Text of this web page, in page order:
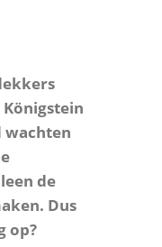
wachten
de
Dus
op?